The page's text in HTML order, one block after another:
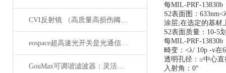
CVI反射镜 （高质量高损伤阈值反射镜）产品介绍
eospace超高速光开关是光通信领域的革新之作
GouMax可调谐滤波器：灵活性与性能的结合
每MIL-PRF-13830b
S2表面图：
涂层;在选定的基材
S2表面质量：10-5
每MIL-PRF-
畸变：<λ/ 10p -v在
透明孔径：≥中心直
入射角：0°